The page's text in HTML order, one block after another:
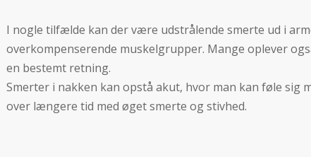
I nogle tilfælde kan der være udstrålende smerte ud i
overkompenserende muskelgrupper. Mange oplever
en bestemt retning.
Smerter i nakken kan opstå akut, hvor man kan føle sig
over længere tid med øget smerte og stivhed.